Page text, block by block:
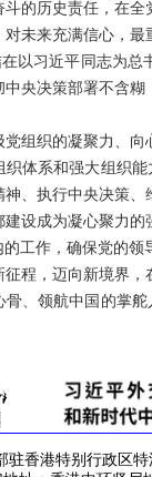
的历史责任，在
未来充满信心，
以习近平同志为
央决策部署不含
织的凝聚力、向
体系和强大组织
、执行中央决策
设成为凝心聚力
工作，确保党的
，迈向新境界，
、领航中国的掌
香港特别行政区特